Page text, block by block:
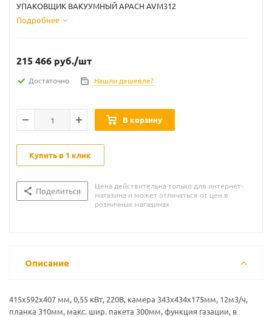
УПАКОВЩИК ВАКУУМНЫЙ APACH AVM312
Подробнее
215 466 руб./шт
Достаточно Нашли дешевле?
В корзину
Купить в 1 клик
Поделиться
Цена действительна только для интернет-
магазина и может отличаться от цен в
розничных магазинах
Описание
415х592х407 мм, 0,55 кВт, 220В, камера 343х434х175мм, 12м3/ч,
планка 310мм, макс. шир. пакета 300мм, функция газации, в